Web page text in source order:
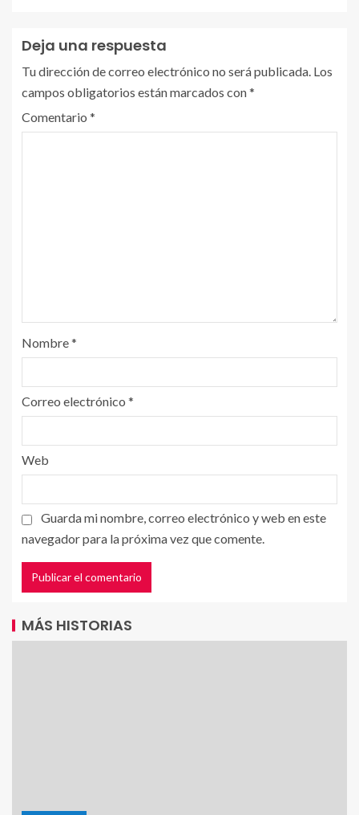
Deja una respuesta
Tu dirección de correo electrónico no será publicada. Los
campos obligatorios están marcados con*
Comentario *
Nombre*
Correo electrónico *
Web
Guarda mi nombre, correo electrónico y web en este
navegador para la próxima vez que comente.
MÁS HISTORIAS